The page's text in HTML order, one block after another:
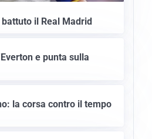
il Real Madrid
e punta sulla
la corsa contro il tempo